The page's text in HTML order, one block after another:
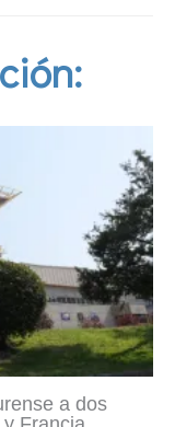
a dos